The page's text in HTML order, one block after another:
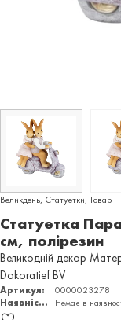
Великдень, Статуетки, Товар
Статуетка
см, полірезин
Великодній декор
Dokoratief BV
Артикул:
0000023278
Наявність:
Немає в